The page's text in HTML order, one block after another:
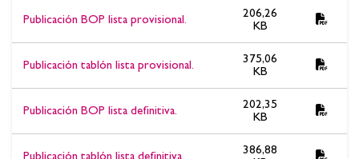
Publicación BOP lista provisional.
206,26
KB
Publicación tablón lista provisional.
375,06
KB
Publicación BOP lista definitiva.
202,35
KB
Publicación tablón lista definitiva.
386,88